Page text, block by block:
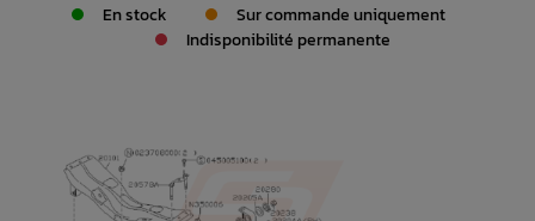
En stock
Sur commande uniquement
Indisponibilité permanente